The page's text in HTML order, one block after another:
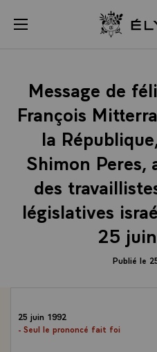
menu
Message de
François
la
Shimon Peres,
des
législatives
25
Publié le
25 juin 1992
- Seul le prononcé fait foi
Panneau de gestion des cookies